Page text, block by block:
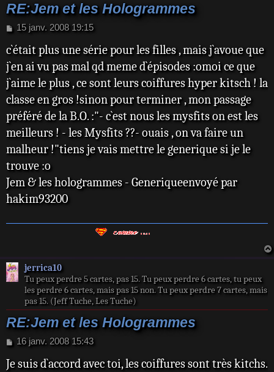
RE:Jem et les Hologrammes
M
s
a
g
e
15 janv. 2008 19:15
c`était plus une série pour les filles , mais j`avoue que
j`en ai vu pas mal qd meme d`épisodes :omoi ce que
j`aime le plus , ce sont leurs coiffures hyper kitsch ! la
classe en gros !sinon pour terminer , mon passage
préféré de la B.O. :"- c`est nous les mysfits on est les
meilleurs ! - les Mysfits ??- ouais , on va faire un
malheur !"tiens je vais mettre le generique si je le
trouve :o
Jem & les hologrammes - Generiqueenvoyé par
hakim93200
jerrica10
Tu peux perdre 5 cartes, pas 15. Tu peux perdre 6 cartes, tu peux
les perdre 6 cartes, mais pas 15 non. Tu peux perdre 7 cartes, mais
pas 15. (Jeff Tuche, Les Tuche)
RE:Jem et les Hologrammes
M
s
16 janv. 2008 15:43
Je suis d`accord avec toi, les coiffures sont très kitchs.